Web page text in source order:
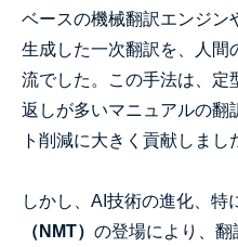
ベースの機械翻訳エンジン
生成した一次翻訳を、人間
流でした。この手法は、定
返しが多いマニュアルの翻
ト削減に大きく貢献しまし
しかし、AI技術の進化、特
（NMT） の登場により、翻